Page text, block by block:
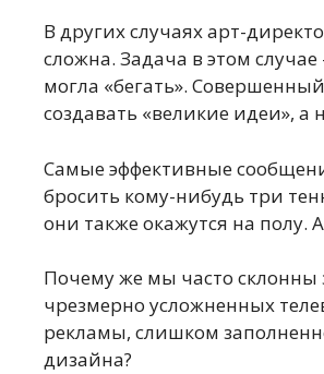
В других случаях арт-
сложна. Задача в этом
могла «бегать».
создавать «великие идеи»,
Самые эффективные
бросить кому-нибудь три
они также окажутся на полу.
Почему же мы часто
чрезмерно усложненных
рекламы, слишком
дизайна?